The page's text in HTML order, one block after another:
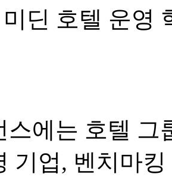
딘 호텔 운영
스에는 호텔 그
기업, 벤치마